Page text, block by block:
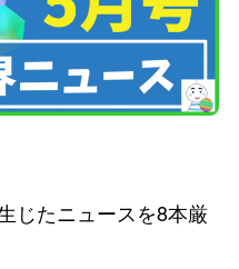
じたニュースを8本厳